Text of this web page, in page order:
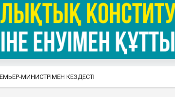
МИНИСТРІМЕН КЕЗДЕСТІ